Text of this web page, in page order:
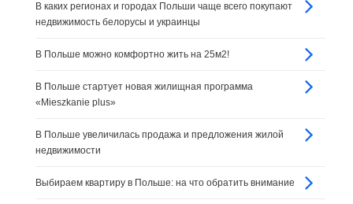
В каких регионах и городах Польши чаще всего покупают
недвижимость белорусы и украинцы
В Польше можно комфортно жить на 25м2!
В Польше стартует новая жилищная программа
«Mieszkanie plus»
В Польше увеличилась продажа и предложения жилой
недвижимости
Выбираем квартиру в Польше: на что обратить внимание